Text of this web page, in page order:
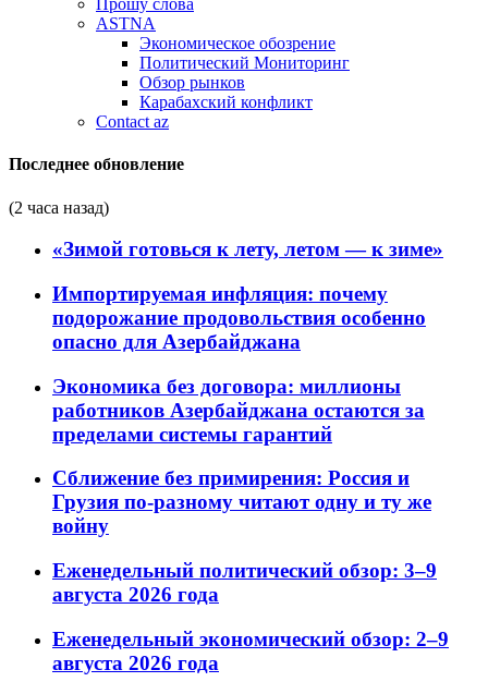
Прошу слова
ASTNA
Экономическое обозрение
Политический Мониторинг
Обзор рынков
Карабахский конфликт
Contact az
Последнее обновление
(2 часа назад)
«Зимой готовься к лету, летом — к зиме»
Импортируемая инфляция: почему
подорожание продовольствия особенно
опасно для Азербайджана
Экономика без договора: миллионы
работников Азербайджана остаются за
пределами системы гарантий
Сближение без примирения: Россия и
Грузия по-разному читают одну и ту же
войну
Еженедельный политический обзор: 3–9
августа 2026 года
Еженедельный экономический обзор: 2–9
августа 2026 года